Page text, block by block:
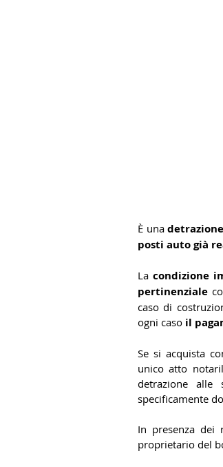
È una detrazione
posti auto già
La condizione
pertinenziale
caso di
ogni caso il
Se si acquista
unico atto
detrazione alle
specificamente
In presenza dei
proprietario del